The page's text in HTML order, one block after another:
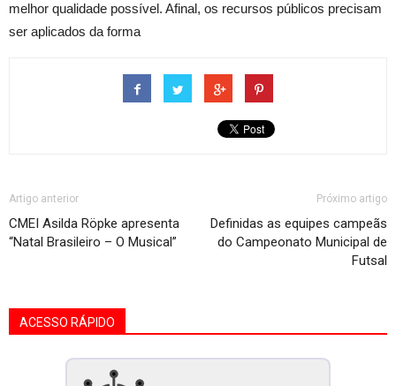
melhor qualidade possível. Afinal, os recursos públicos precisam
ser aplicados da forma
Artigo anterior
CMEI Asilda Röpke apresenta
“Natal Brasileiro – O Musical”
Próximo artigo
Definidas as equipes campeãs
do Campeonato Municipal de
Futsal
ACESSO RÁPIDO